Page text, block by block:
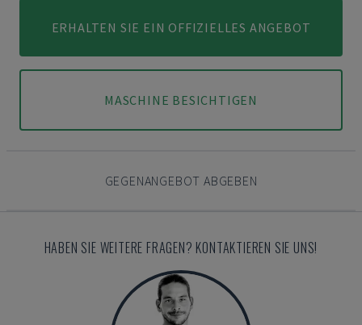
ERHALTEN SIE EIN OFFIZIELLES ANGEBOT
MASCHINE BESICHTIGEN
GEGENANGEBOT ABGEBEN
HABEN SIE WEITERE FRAGEN? KONTAKTIEREN SIE UNS!